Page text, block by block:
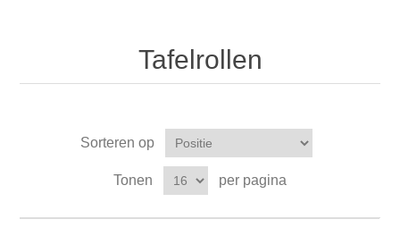
Tafelrollen
Sorteren op
Tonen per pagina